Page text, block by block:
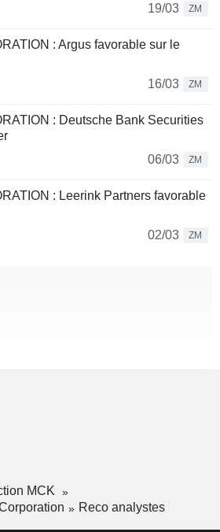
19/03
ZM
: Argus favorable sur le
16/03
ZM
: Deutsche Bank Securities
06/03
ZM
: Leerink Partners favorable
02/03
ZM
MCK
Reco analystes